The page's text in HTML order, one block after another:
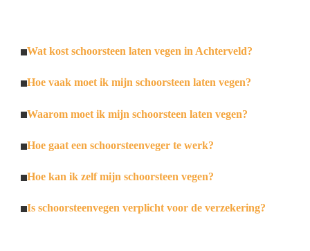
Wat kost schoorsteen laten vegen in Achterveld?
Hoe vaak moet ik mijn schoorsteen laten vegen?
Waarom moet ik mijn schoorsteen laten vegen?
Hoe gaat een schoorsteenveger te werk?
Hoe kan ik zelf mijn schoorsteen vegen?
Is schoorsteenvegen verplicht voor de verzekering?